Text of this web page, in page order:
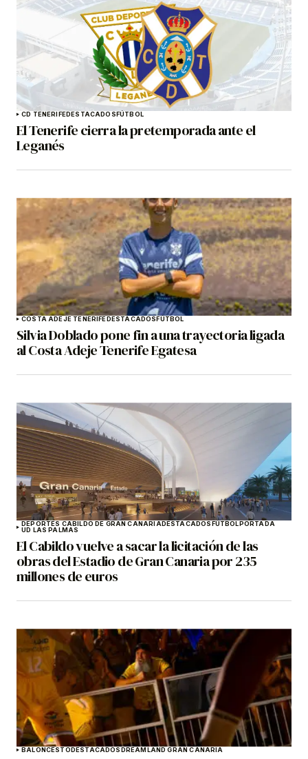
CD TENERIFEDESTACADOSFÚTBOL
El Tenerife cierra la pretemporada ante el
Leganés
COSTA ADEJE TENERIFEDESTACADOSFÚTBOL
Silvia Doblado pone fin a una trayectoria ligada
al Costa Adeje Tenerife Egatesa
DEPORTES CABILDO DE GRAN CANARIADESTACADOSFÚTBOLPORTADA
UD LAS PALMAS
El Cabildo vuelve a sacar la licitación de las
obras del Estadio de Gran Canaria por 235
millones de euros
BALONCESTODESTACADOSDREAMLAND GRAN CANARIA